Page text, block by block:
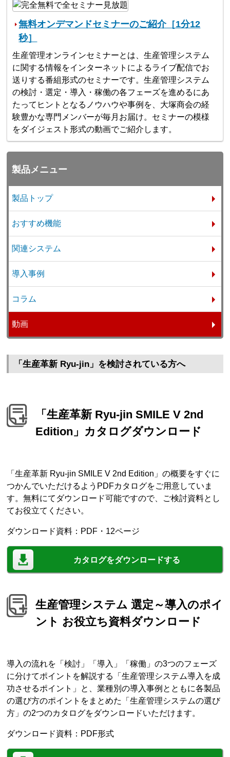
無料オンデマンドセミナーのご紹介［1分12
秒］
生産管理オンラインセミナーとは、生産管理システム
に関する情報をインターネットによるライブ配信でお
送りする番組形式のセミナーです。生産管理システム
の検討・選定・導入・稼働の各フェーズを進めるにあ
たってヒントとなるノウハウや事例を、大塚商会の経
験豊かな専門メンバーが毎月お届け。セミナーの模様
をダイジェスト形式の動画でご紹介します。
製品メニュー
製品トップ
おすすめ機能
関連システム
導入事例
コラム
動画
「生産革新 Ryu-jin」を検討されている方へ
「生産革新 Ryu-jin SMILE V 2nd
Edition」カタログダウンロード
「生産革新 Ryu-jin SMILE V 2nd Edition」の概要をすぐに
つかんでいただけるようPDFカタログをご用意していま
す。無料にてダウンロード可能ですので、ご検討資料とし
てお役立てください。
ダウンロード資料：PDF・12ページ
カタログをダウンロードする
生産管理システム 選定～導入のポイ
ント お役立ち資料ダウンロード
導入の流れを「検討」「導入」「稼働」の3つのフェーズ
に分けてポイントを解説する「生産管理システム導入を成
功させるポイント」と、業種別の導入事例とともに各製品
の選び方のポイントをまとめた「生産管理システムの選び
方」の2つのカタログをダウンロードいただけます。
ダウンロード資料：PDF形式